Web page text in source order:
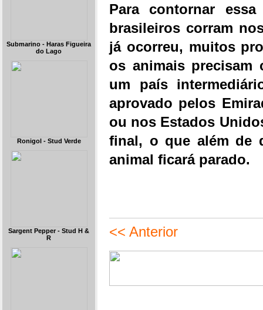
Submarino - Haras Figueira
do Lago
Ronigol - Stud Verde
Sargent Pepper - Stud H &
R
Para contornar
brasileiros corram
já ocorreu, muitos
os animais precisam
um país
aprovado pelos
ou nos Estados
final, o que além de
animal ficará parado.
<< Anterior